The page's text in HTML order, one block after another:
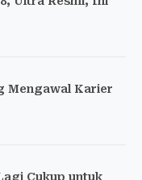
Mengawal Karier
Cukup untuk